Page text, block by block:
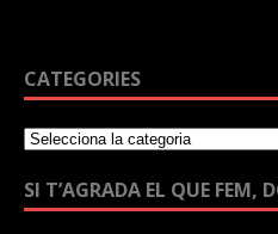
CATEGORIES
SI T’AGRADA EL QUE FEM,